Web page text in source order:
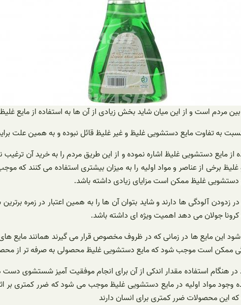
مردم است و از این میان شاید بخش زیادی از آن ها به استفاده از
به تفاوت مایع دستشویی غلیظ و غیر غلیظ قائل نبوده و به همین علت
از مایع دستشویی غلیظ اشاره نموده و از این طریق مردم را به خرید آن
برخی از عناصر و مواد اولیه را به میزان بیشتری استفاده می کنند
دستشویی غلیظ ممکن است مزایای زیادی داشته باشد.
آلودگی ها دارند و شاید بتوان آن ها را به همین اعتبار در زمره
کرونا جولان می دهد اهمیت ویژه ای داشته باشد.
این مایع ها در زمانی که در ظروف مخصوص قرار می گیرند همانند مایع
ممکن است موجب شود که مایع دستشویی غلیظ محصولی به صرفه تر از
استفاده مقدار اندکی از آن برای انجام موفقیت آمیز شستشوی دست ها
وجود مواد اولیه در مایع دستشویی غلیظ موجب می شود که ضرر کمتری
این محصولات ضرر کمتری برای انسان دارند